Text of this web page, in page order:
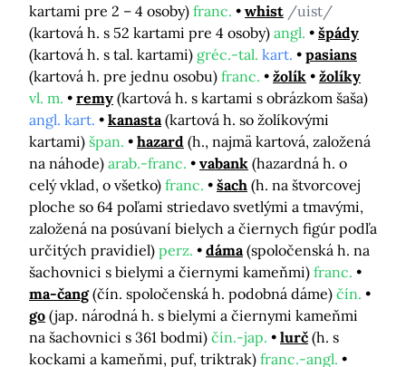
kartami pre 2 – 4 osoby) franc. whist /uist/
(kartová h. s 52 kartami pre 4 osoby) angl.
špády
(kartová h. s tal. kartami) gréc.-tal. kart.
pasians
(kartová h. pre jednu osobu) franc. žolík
žolíky
vl. m.
remy (kartová h. s kartami s obrázkom šaša)
angl. kart.
kanasta (kartová h. so žolíkovými
kartami) špan. hazard (h., najmä kartová, založená
na náhode) arab.-franc. vabank (hazardná h. o
celý vklad, o všetko) franc. šach (h. na štvorcovej
ploche so 64 poľami striedavo svetlými a tmavými,
založená na posúvaní bielych a čiernych figúr podľa
určitých pravidiel) perz. dáma (spoločenská h. na
šachovnici s bielymi a čiernymi kameňmi) franc.
ma-čang (čín. spoločenská h. podobná dáme) čín.
go (jap. národná h. s bielymi a čiernymi kameňmi
na šachovnici s 361 bodmi) čín.-jap. lurč (h. s
kockami a kameňmi, puf, triktrak) franc.-angl.